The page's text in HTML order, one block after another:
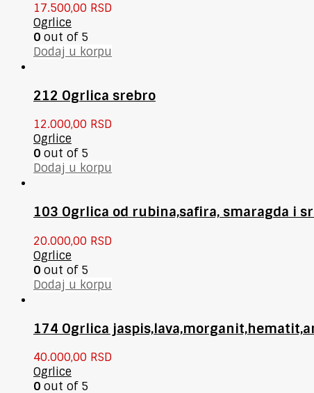
17.500,00 RSD
Ogrlice
0 out of 5
Dodaj u korpu
212 Ogrlica srebro
12.000,00 RSD
Ogrlice
0 out of 5
Dodaj u korpu
103 Ogrlica od rubina,safira, smaragda i
20.000,00 RSD
Ogrlice
0 out of 5
Dodaj u korpu
174 Ogrlica
40.000,00 RSD
Ogrlice
0 out of 5